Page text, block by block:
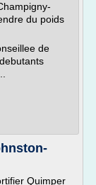
du poids
de
Quimper